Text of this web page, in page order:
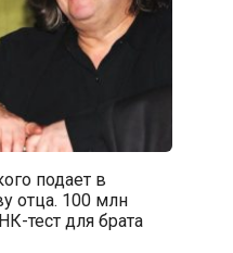
подает в
отца. 100 млн
тест для брата